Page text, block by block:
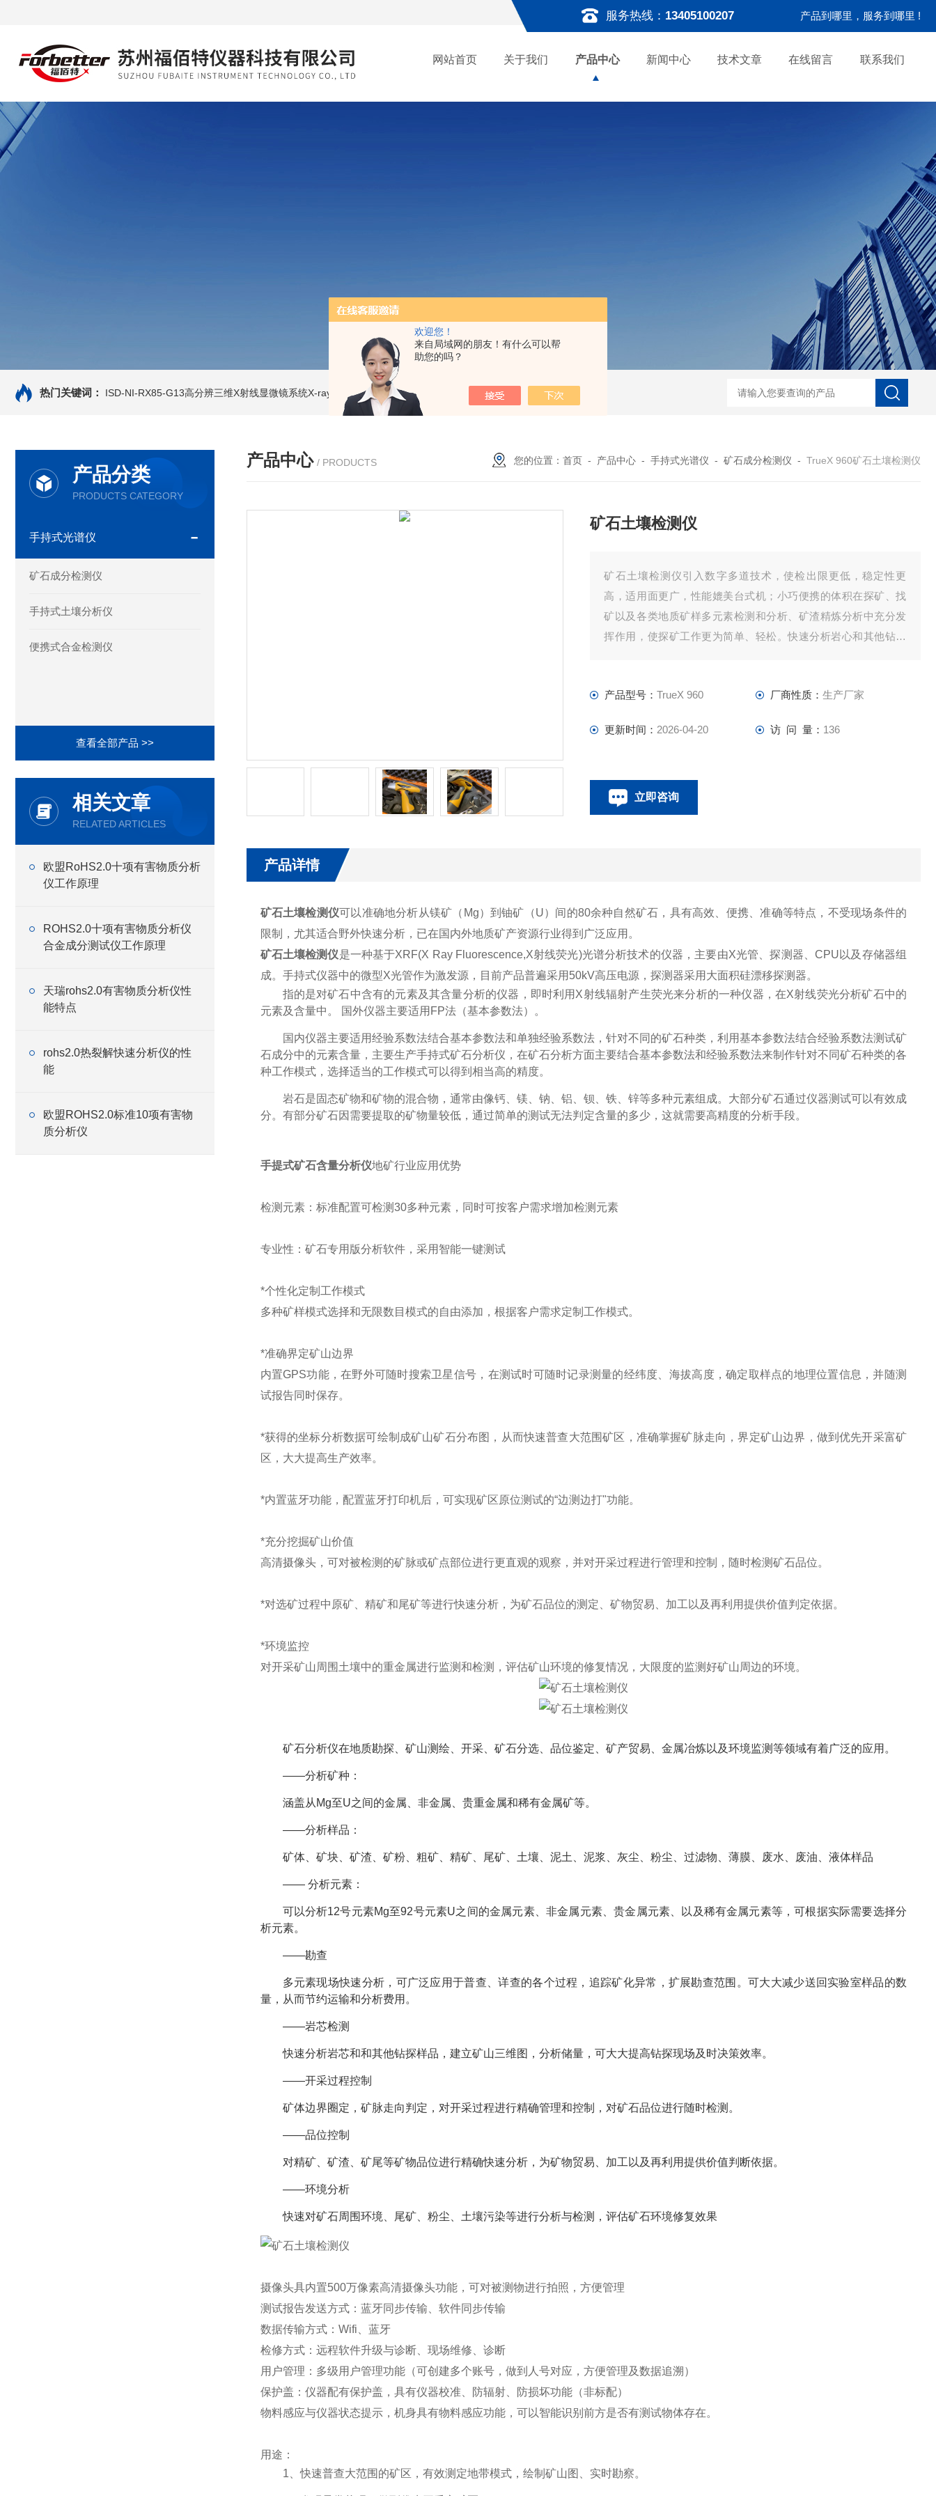
欢迎您！
来自局域网的朋友！有什么可以帮
助您的吗？
服务热线： 13405100207 产品到哪里，服务到哪里 !
网站首页 关于我们 产品中心 新闻中心 技术文章 在线留言 联系我们
热门关键词： ISD-NI-RX85-G13高分辨三维X射线显微镜系统X-ray CT ISD-NI-RX85-G13CT扫描仪 X射线源 微焦CT无损检测仪器 ISD-NI-RX85-G13工业用3D显微X射线CT扫描设备 EDX1800BRohs指令环
产品分类
PRODUCTS CATEGORY
手持式光谱仪
矿石成分检测仪
手持式土壤分析仪
便携式合金检测仪
查看全部产品 >>
相关文章
RELATED ARTICLES
欧盟RoHS2.0十项有害物质分析
仪工作原理
ROHS2.0十项有害物质分析仪
合金成分测试仪工作原理
天瑞rohs2.0有害物质分析仪性
能特点
rohs2.0热裂解快速分析仪的性
能
欧盟ROHS2.0标准10项有害物
质分析仪
产品中心 / PRODUCTS 您的位置： 首页 - 产品中心 - 手持式光谱仪 - 矿石成分检测仪 - TrueX 960矿石土壤检测仪
矿石土壤检测仪
矿石土壤检测仪引入数字多道技术，使检出限更低，稳定性更
高，适用面更广，性能媲美台式机；小巧便携的体积在探矿、找
矿以及各类地质矿样多元素检测和分析、矿渣精炼分析中充分发
挥作用，使探矿工作更为简单、轻松。快速分析岩心和其他钻探
产品型号：TrueX 960 厂商性质： 生产厂家
更新时间： 2026-04-20 访 问 量： 136
立即咨询
产品详情
矿石土壤检测仪可以准确地分析从镁矿（Mg）到铀矿（U）间的80余种自然矿石，具有高效、便携、准确等特点，不受现场条件的
限制，尤其适合野外快速分析，已在国内外地质矿产资源行业得到广泛应用。
矿石土壤检测仪是一种基于XRF(X Ray Fluorescence,X射线荧光)光谱分析技术的仪器，主要由X光管、探测器、CPU以及存储器组
成。手持式仪器中的微型X光管作为激发源，目前产品普遍采用50kV高压电源，探测器采用大面积硅漂移探测器。
指的是对矿石中含有的元素及其含量分析的仪器，即时利用 X射线辐射产生荧光来分析的一种仪器，在X射线荧光分析矿石中的
元素及含量中。 国外仪器主要适用FP法（基本参数法）。
国内仪器主要适用经验系数法结合基本参数法和单独经验系数法，针对不同的矿石种类，利用基本参数法结合经验系数法测试矿
石成分中的元素含量，主要生产手持式矿石分析仪 ，在矿石分析方面主要结合基本参数法和经验系数法来制作针对不同矿石种类的各
种工作模式，选择适当的工作模式可以得到相当高的精度。
岩石是固态矿物和矿物的混合物，通常由像钙、镁、钠、铝、钡、铁、锌等多种元素组成。大部分矿石通过仪器测试可以有效成
分。有部分矿石因需要提取的矿物量较低，通过简单的测试无法判定含量的多少，这就需要高精度的分析手段。
手提式矿石含量分析仪地矿行业应用优势
检测元素：标准配置可检测30多种元素，同时可按客户需求增加检测元素
专业性：矿石专用版分析软件，采用智能一键测试
*个性化定制工作模式
多种矿样模式选择和无限数目模式的自由添加，根据客户需求定制工作模式。
*准确界定矿山边界
内置GPS功能，在野外可随时搜索卫星信号，在测试时可随时记录测量的经纬度、海拔高度，确定取样点的地理位置信息，并随测
试报告同时保存。
*获得的坐标分析数据可绘制成矿山矿石分布图，从而快速普查大范围矿区，准确掌握矿脉走向，界定矿山边界，做到优先开采富矿
区，大大提高生产效率。
*内置蓝牙功能，配置蓝牙打印机后，可实现矿区原位测试的“边测边打"功能。
*充分挖掘矿山价值
高清摄像头，可对被检测的矿脉或矿点部位进行更直观的观察，并对开采过程进行管理和控制，随时检测矿石品位。
*对选矿过程中原矿、精矿和尾矿等进行快速分析，为矿石品位的测定、矿物贸易、加工以及再利用提供价值判定依据。
*环境监控
对开采矿山周围土壤中的重金属进行监测和检测，评估矿山环境的修复情况，大限度的监测好矿山周边的环境。
矿石分析仪在地质勘探、矿山测绘、开采、矿石分选、品位鉴定、矿产贸易、金属冶炼以及环境监测等领域有着广泛的应用。
——分析矿种：
涵盖从Mg至U之间的金属、非金属、贵重金属和稀有金属矿等。
——分析样品：
矿体、矿块、矿渣、矿粉、粗矿、精矿、尾矿、土壤、泥土、泥浆、灰尘、粉尘、过滤物、薄膜、废水、废油、液体样品
—— 分析元素：
可以分析12号元素Mg至92号元素U之间的金属元素、非金属元素、贵金属元素、以及稀有金属元素等，可根据实际需要选择分
析元素。
——勘查
多元素现场快速分析，可广泛应用于普查、详查的各个过程，追踪矿化异常，扩展勘查范围。可大大减少送回实验室样品的数
量，从而节约运输和分析费用。
——岩芯检测
快速分析岩芯和和其他钻探样品，建立矿山三维图，分析储量，可大大提高钻探现场及时决策效率。
——开采过程控制
矿体边界圈定，矿脉走向判定，对开采过程进行精确管理和控制，对矿石品位进行随时检测。
——品位控制
对精矿、矿渣、矿尾等矿物品位进行精确快速分析，为矿物贸易、加工以及再利用提供价值判断依据。
——环境分析
快速对矿石周围环境、尾矿、粉尘、土壤污染等进行分析与检测，评估矿石环境修复效果
摄像头具内置500万像素高清摄像头功能，可对被测物进行拍照，方便管理
测试报告发送方式：蓝牙同步传输、软件同步传输
数据传输方式：Wifi、蓝牙
检修方式：远程软件升级与诊断、现场维修、诊断
用户管理：多级用户管理功能（可创建多个账号，做到人号对应，方便管理及数据追溯）
保护盖：仪器配有保护盖，具有仪器校准、防辐射、防损坏功能（非标配）
物料感应与仪器状态提示，机身具有物料感应功能，可以智能识别前方是否有测试物体存在。
用途：
1、快速普查大范围的矿区，有效测定地带模式，绘制矿山图、实时勘察。